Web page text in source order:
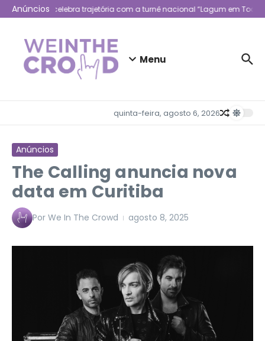
Ir para o conteúdo
Anúncios
Lagum celebra trajetória com a turnê nacional “Lagum em Todo
Menu
quinta-feira, agosto 6, 2026
Anúncios
The Calling anuncia nova
data em Curitiba
Por We In The Crowd agosto 8, 2025